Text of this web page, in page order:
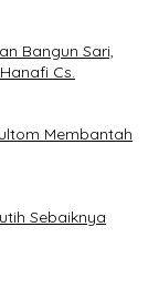
Bangun Sari,
Cs.
Membantah
Sebaiknya